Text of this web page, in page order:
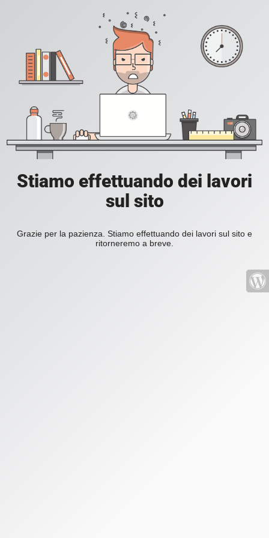
Stiamo effettuando dei lavori
sul sito
Grazie per la pazienza. Stiamo effettuando dei lavori sul sito e
ritorneremo a breve.